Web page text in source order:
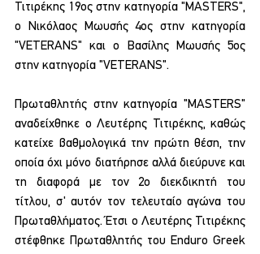
Τιτιρέκης 19ος στην κατηγορία "MASTERS",
ο Νικόλαος Μωυσής 4ος στην κατηγορία
"VETERANS" και ο Βασίλης Μωυσής 5ος
στην κατηγορία "VETERANS".
Πρωταθλητής στην κατηγορία "MASTERS"
αναδείχθηκε ο Λευτέρης Τιτιρέκης, καθώς
κατείχε βαθμολογικά την πρώτη θέση, την
οποία όχι μόνο διατήρησε αλλά διεύρυνε και
τη διαφορά με τον 2ο διεκδικητή του
τίτλου, σ' αυτόν τον τελευταίο αγώνα του
Πρωταθλήματος. Έτσι ο Λευτέρης Τιτιρέκης
στέφθηκε Πρωταθλητής του Enduro Greek